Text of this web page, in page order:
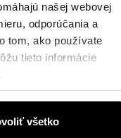
našej webovej
odporúčania a
tom, ako používate
tieto informácie
všetko